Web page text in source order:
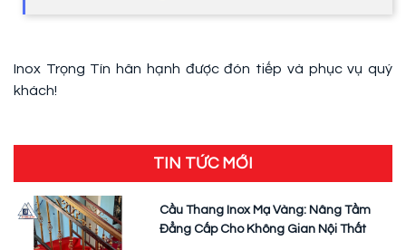
Inox Trọng Tín hân hạnh được đón tiếp và phục vụ quý
khách!
TIN TỨC MỚI
Cầu Thang Inox Mạ Vàng: Nâng Tầm
Đẳng Cấp Cho Không Gian Nội Thất